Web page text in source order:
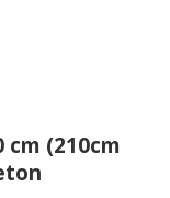
cm (210cm